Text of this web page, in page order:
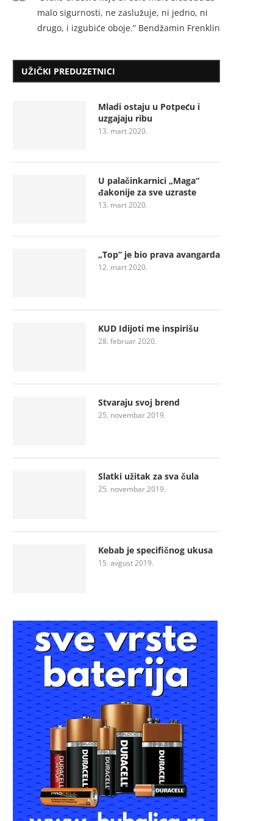
Užice ozbiljno nazaduje Neispunjena očekivanja
malo sigurnosti, ne zaslužuje, ni jedno, ni
drugo, i izgubiće oboje.” Bendžamin Frenklin
UŽIČKI PREDUZETNICI
Mladi ostaju u Potpeću i
uzgajaju ribu
13. mart 2020.
U palačinkarnici „Maga“
đakonije za sve uzraste
13. mart 2020.
„Top“ je bio prava avangarda
12. mart 2020.
KUD Idijoti me inspirišu
28. februar 2020.
Stvaraju svoj brend
25. novembar 2019.
Slatki užitak za sva čula
25. novembar 2019.
Kebab je specifičnog ukusa
15. avgust 2019.